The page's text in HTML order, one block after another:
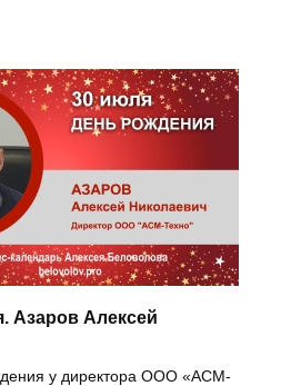
Азаров Алексей
у директора ООО «АСМ-